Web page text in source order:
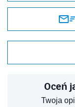
Oceń
Twoja